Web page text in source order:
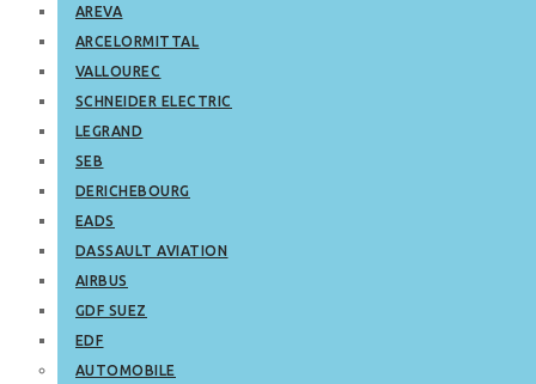
AREVA
ARCELORMITTAL
VALLOUREC
SCHNEIDER ELECTRIC
LEGRAND
SEB
DERICHEBOURG
EADS
DASSAULT AVIATION
AIRBUS
GDF SUEZ
EDF
AUTOMOBILE